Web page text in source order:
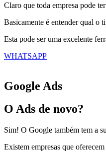
Claro que toda empresa pode
Basicamente é entender qual o
Esta pode ser uma excelente
WHATSAPP
Google Ads
O Ads de novo?
Sim! O Google também tem a
Existem empresas que